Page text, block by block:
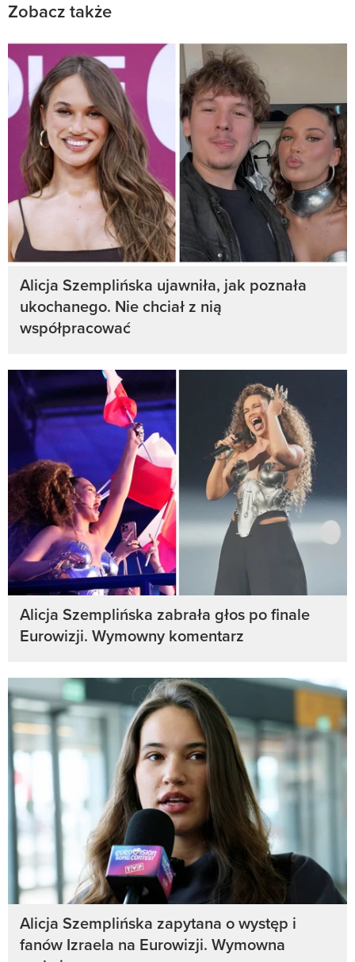
Zobacz także
Alicja Szemplińska ujawniła, jak poznała
ukochanego. Nie chciał z nią
współpracować
Alicja Szemplińska zabrała głos po finale
Eurowizji. Wymowny komentarz
Alicja Szemplińska zapytana o występ i
fanów Izraela na Eurowizji. Wymowna